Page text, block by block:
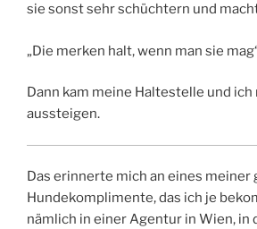
sie sonst sehr schüchtern und
„Die merken halt, wenn man sie
Dann kam meine Haltestelle und ich
aussteigen.
Das erinnerte mich an eines meiner
Hundekomplimente, das ich je
nämlich in einer Agentur in Wien, in